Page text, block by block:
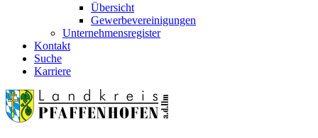
Übersicht
Gewerbevereinigungen
Unternehmensregister
Kontakt
Suche
Karriere